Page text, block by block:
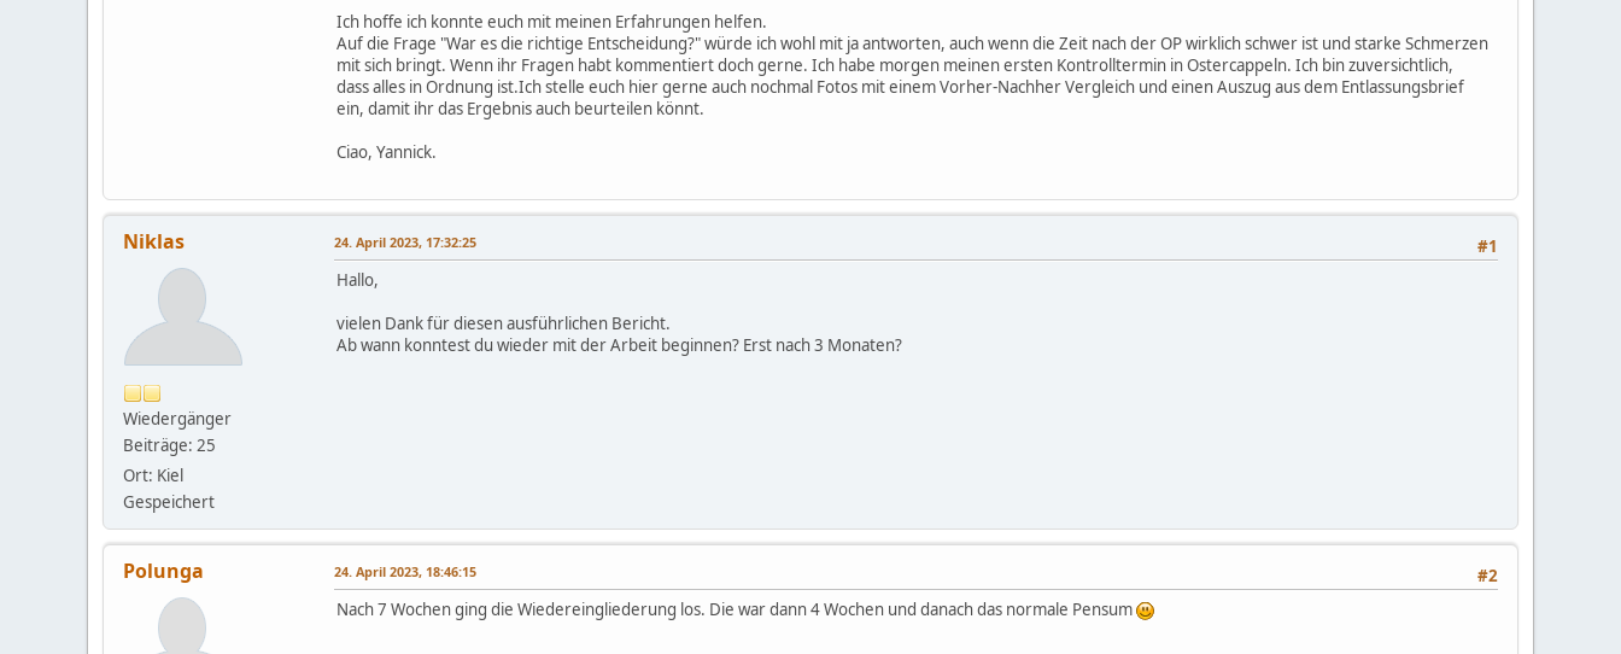
Ich hoffe ich konnte euch mit meinen Erfahrungen helfen.
Auf die Frage "War es die richtige Entscheidung?" würde ich wohl mit ja antworten, auch wenn die Zeit nach der OP wirklich schwer ist und starke Schmerzen
mit sich bringt. Wenn ihr Fragen habt kommentiert doch gerne. Ich habe morgen meinen ersten Kontrolltermin in Ostercappeln. Ich bin zuversichtlich,
dass alles in Ordnung ist.Ich stelle euch hier gerne auch nochmal Fotos mit einem Vorher-Nachher Vergleich und einen Auszug aus dem Entlassungsbrief
ein, damit ihr das Ergebnis auch beurteilen könnt.
Ciao, Yannick.
Niklas
Wiedergänger
Beiträge: 25
Ort: Kiel
Gespeichert
#1
24. April 2023, 17:32:25
Hallo,
vielen Dank für diesen ausführlichen Bericht.
Ab wann konntest du wieder mit der Arbeit beginnen? Erst nach 3 Monaten?
Polunga #2
24. April 2023, 18:46:15
Nach 7 Wochen ging die Wiedereingliederung los. Die war dann 4 Wochen und danach das normale Pensum